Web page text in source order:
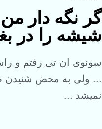
گر نگه دار
شیشه را در
سونوی ان تی رفتم و
... ولی به محض شنیدن
نمیشد ...